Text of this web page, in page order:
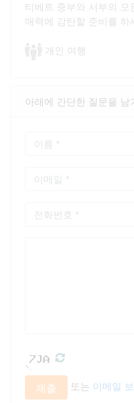
티베트 중부와 서부의
매력에 감탄할 준비를 하
개인 여행
아래에 간단한 질문을 남
제출 또는 이메일